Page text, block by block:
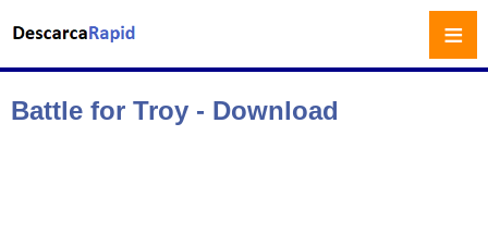
Battle for Troy - Download
≡